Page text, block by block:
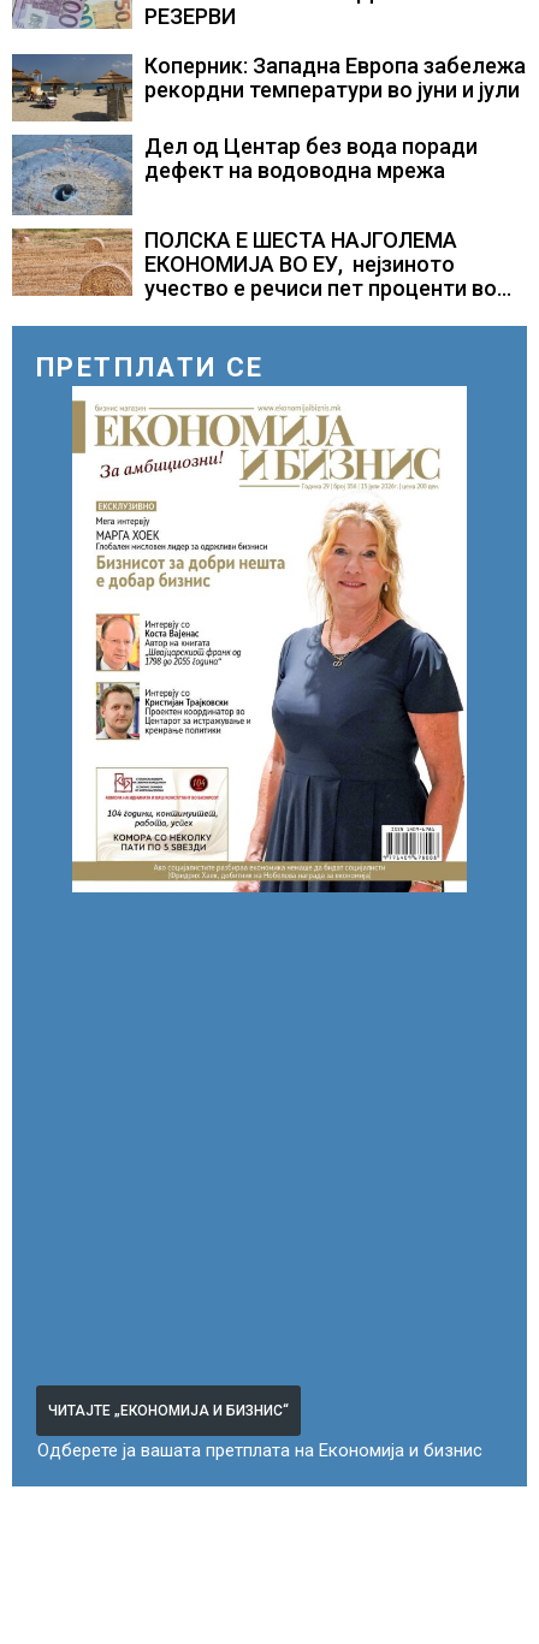
РЕЗЕРВИ
Коперник: Западна Европа забележа
рекордни температури во јуни и јули
Дел од Центар без вода поради
дефект на водоводна мрежа
ПОЛСКА E ШЕСТА НАЈГОЛЕМА
ЕКОНОМИЈА ВО ЕУ, нејзиното
учество е речиси пет проценти во
ПРЕТПЛАТИ СЕ
ЧИТАЈТЕ „ЕКОНОМИЈА И БИЗНИС“
Одберете ја вашата претплата на Економија и бизнис